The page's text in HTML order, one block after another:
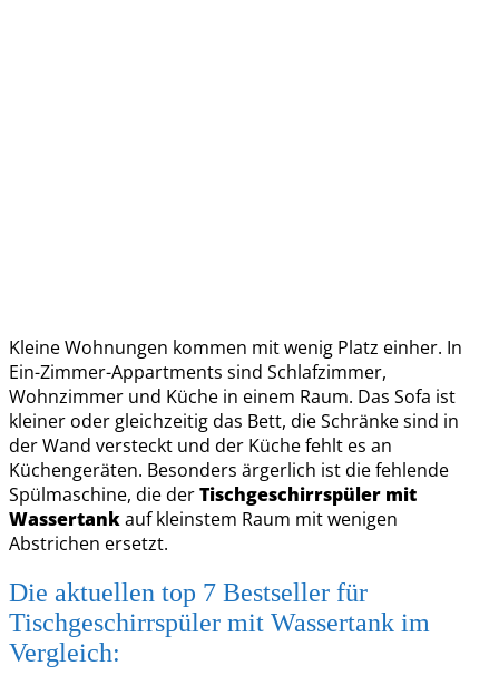
Kleine Wohnungen kommen mit wenig Platz einher. In
Ein-Zimmer-Appartments sind Schlafzimmer,
Wohnzimmer und Küche in einem Raum. Das Sofa ist
kleiner oder gleichzeitig das Bett, die Schränke sind in
der Wand versteckt und der Küche fehlt es an
Küchengeräten. Besonders ärgerlich ist die fehlende
Spülmaschine, die derTischgeschirrspüler mit
Wassertankauf kleinstem Raum mit wenigen
Abstrichen ersetzt.
Die aktuellen top 7 Bestseller für
Tischgeschirrspüler mit Wassertank im
Vergleich: